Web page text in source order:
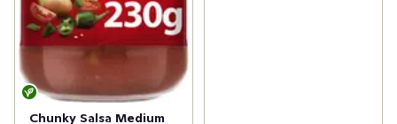
Chunky Salsa Medium